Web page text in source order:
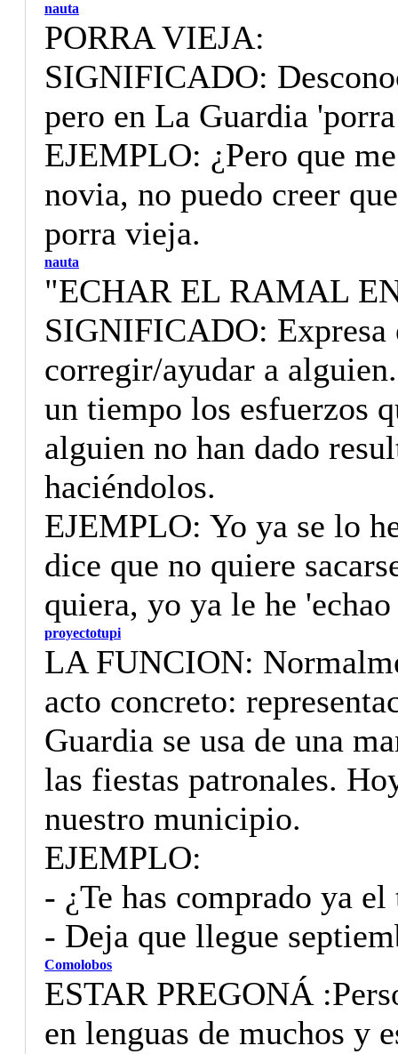
nauta
PORRA VIEJA:
SIGNIFICADO:
pero en La Guardia
EJEMPLO: ¿Pero que
novia, no puedo creer
porra vieja.
nauta
"ECHAR EL RAMAL
SIGNIFICADO: Expresa
corregir/ayudar a
un tiempo los esfuerzos
alguien no han dado
haciéndolos.
EJEMPLO: Yo ya se lo
dice que no quiere
quiera, yo ya le he
proyectotupi
LA FUNCION:
acto concreto:
Guardia se usa de una
las fiestas patronales.
nuestro municipio.
EJEMPLO:
- ¿Te has comprado ya
- Deja que llegue
Comolobos
ESTAR PREGONÁ
en lenguas de muchos y